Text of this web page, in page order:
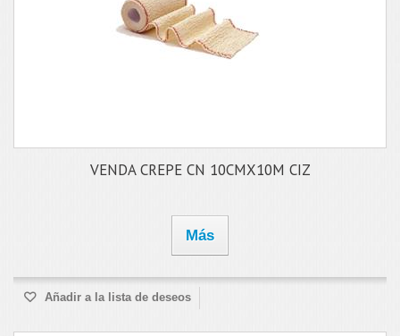
VENDA CREPE CN 10CMX10M CIZ
Más
Añadir a la lista de deseos